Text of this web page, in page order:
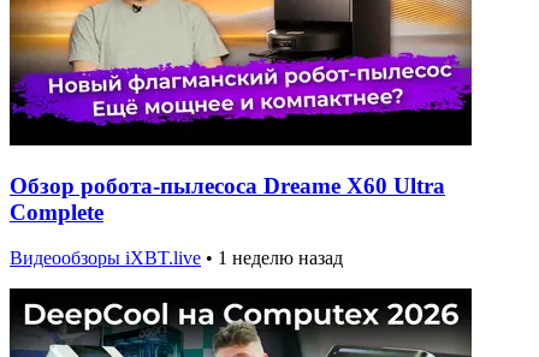
Обзор робота-пылесоса Dreame X60 Ultra
Complete
Видеообзоры iXBT.live • 1 неделю назад